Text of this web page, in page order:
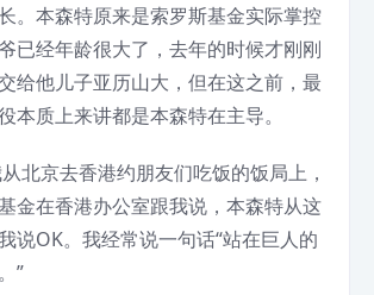
。本森特原来是索罗斯基金实际掌控
已经年龄很大了，去年的时候才刚刚
给他儿子亚历山大，但在这之前，最
本质上来讲都是本森特在主导。
北京去香港约朋友们吃饭的饭局上，
金在香港办公室跟我说，本森特从这
说OK。我经常说一句话“站在巨人的
”